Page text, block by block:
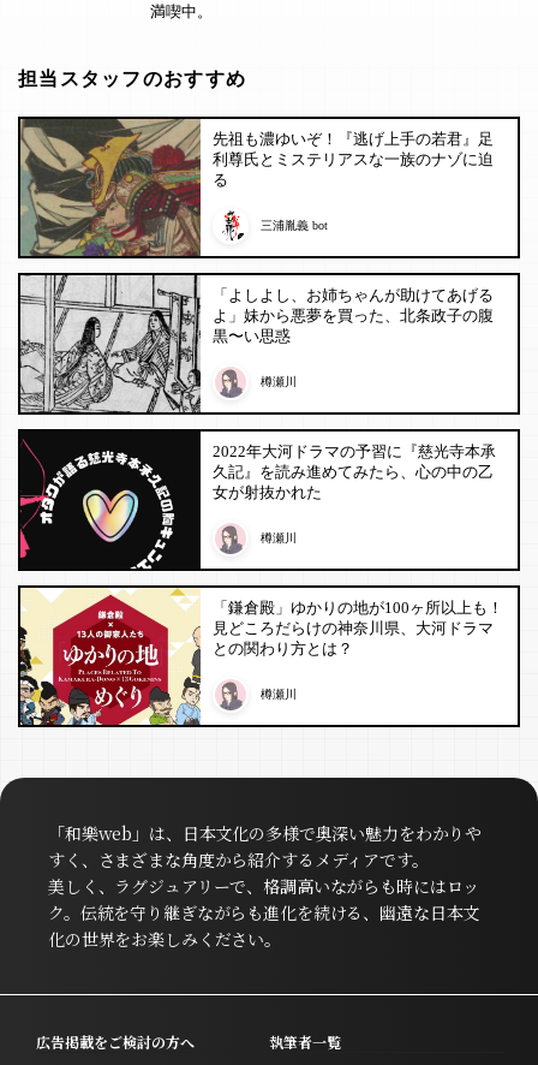
満喫中。
担当スタッフのおすすめ
先祖も濃ゆいぞ！『逃げ上手の若君』足
利尊氏とミステリアスな一族のナゾに迫
る
三浦胤義 bot
「よしよし、お姉ちゃんが助けてあげる
よ」妹から悪夢を買った、北条政子の腹
黒〜い思惑
樽瀬川
2022年大河ドラマの予習に『慈光寺本承
久記』を読み進めてみたら、心の中の乙
女が射抜かれた
樽瀬川
「鎌倉殿」ゆかりの地が100ヶ所以上も！
見どころだらけの神奈川県、大河ドラマ
との関わり方とは？
樽瀬川
「和樂web」は、日本文化の多様で奥深い魅力をわかりや
すく、さまざまな角度から紹介するメディアです。
美しく、ラグジュアリーで、格調高いながらも時にはロッ
ク。伝統を守り継ぎながらも進化を続ける、幽遠な日本文
化の世界をお楽しみください。
広告掲載をご検討の方へ
執筆者一覧